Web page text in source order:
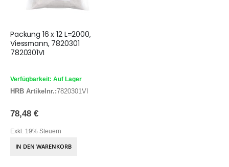
Packung 16 x 12 L=2000,
Viessmann, 7820301
7820301VI
Verfügbarkeit: Auf Lager
HRB Artikelnr.:7820301VI
78,48 €
Exkl. 19% Steuern
IN DEN WARENKORB